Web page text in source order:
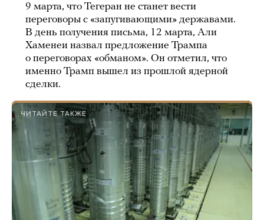
9 марта, что Тегеран не станет вести
переговоры с «запугивающими» державами.
В день получения письма, 12 марта, Али
Хаменеи назвал предложение Трампа
о переговорах «обманом». Он отметил, что
именно Трамп вышел из прошлой ядерной
сделки.
ЧИТАЙТЕ ТАКЖЕ